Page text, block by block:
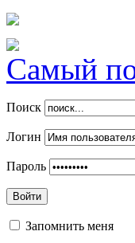
Самый
Поиск
Логин
Пароль
Войти
Запомнить меня